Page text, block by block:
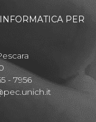
PER
- 7956